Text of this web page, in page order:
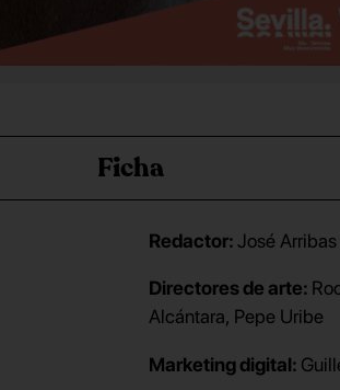
Ficha
Redactor:José Arribas
Directores de arte:
Alcántara, Pepe Uribe
Marketing digital: